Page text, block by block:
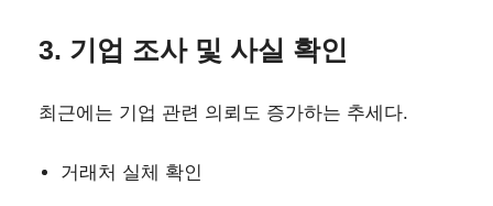
3. 기업 조사 및 사실 확인
최근에는 기업 관련 의뢰도 증가하는 추세다.
거래처 실체 확인